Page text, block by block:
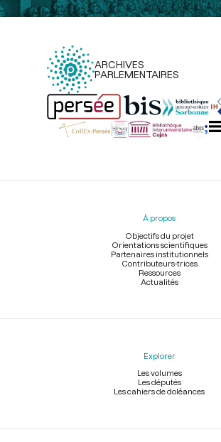
ARCHIVES
PARLEMENTAIRES
Menu
À propos
Objectifs du projet
Orientations scientifiques
Partenaires institutionnels
Contributeurs-trices
Ressources
Actualités
Explorer
Les volumes
Les députés
Les cahiers de doléances